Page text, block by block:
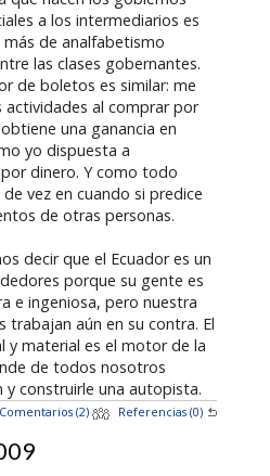
a los intermediarios es
de analfabetismo
las clases gobernantes.
de boletos es similar: me
actividades al comprar por
una ganancia en
yo dispuesta a
dinero. Y como todo
vez en cuando si predice
de otras personas.
decir que el Ecuador es un
porque su gente es
e ingeniosa, pero nuestra
trabajan aún en su contra. El
y material es el motor de la
de todos nosotros
y construirle una autopista.
Comentarios (2) Referencias (0)